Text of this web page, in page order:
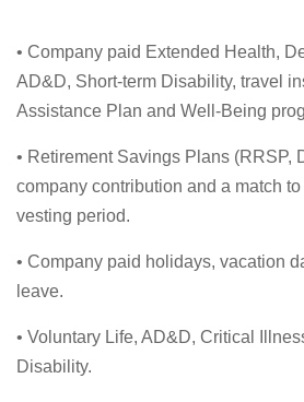
• Company paid Extended Health,
AD&D, Short-term Disability, travel
Assistance Plan and Well-Being
• Retirement Savings Plans (RRSP,
company contribution and a match
vesting period.
• Company paid holidays, vacation
leave.
• Voluntary Life, AD&D, Critical
Disability.